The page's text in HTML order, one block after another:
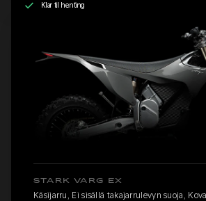
Klar til henting
STARK VARG EX
Käsijarru, Ei sisällä takajarrulevyn suoja,